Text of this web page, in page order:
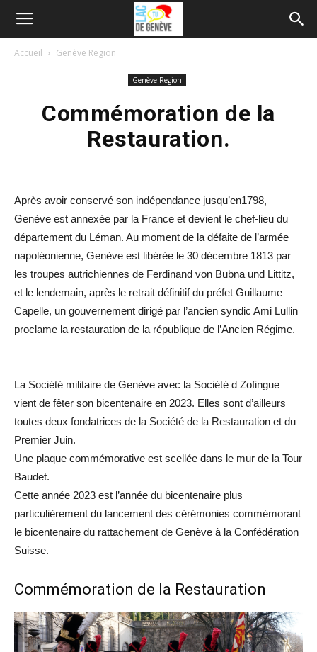
Accueil Genève Region
Genève Region
Commémoration de la
Restauration.
Après avoir conservé son indépendance jusqu’en1798,
Genève est annexée par la France et devient le chef-lieu du
département du Léman. Au moment de la défaite de l’armée
napoléonienne, Genève est libérée le 30 décembre 1813 par
les troupes autrichiennes de Ferdinand von Bubna und Littitz,
et le lendemain, après le retrait définitif du préfet Guillaume
Capelle, un gouvernement dirigé par l’ancien syndic Ami Lullin
proclame la restauration de la république de l’Ancien Régime.
La Société militaire de Genève avec la Société d Zofingue
vient de fêter son bicentenaire en 2023. Elles sont d’ailleurs
toutes deux fondatrices de la Société de la Restauration et du
Premier Juin.
Une plaque commémorative est scellée dans le mur de la Tour
Baudet.
Cette année 2023 est l’année du bicentenaire plus
particulièrement du lancement des cérémonies commémorant
le bicentenaire du rattachement de Genève à la Confédération
Suisse.
Commémoration de la Restauration